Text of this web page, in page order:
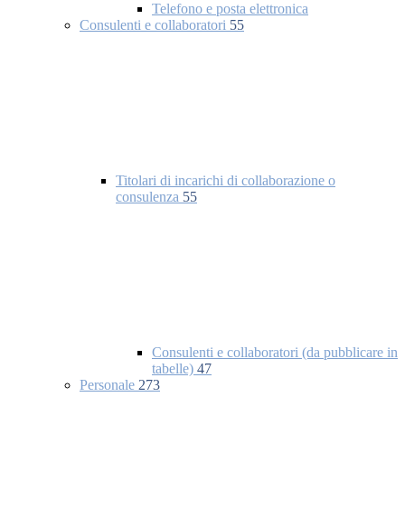
Telefono e posta elettronica
Consulenti e collaboratori 55
Titolari di incarichi di collaborazione o
consulenza 55
Consulenti e collaboratori (da pubblicare in
tabelle) 47
Personale 273